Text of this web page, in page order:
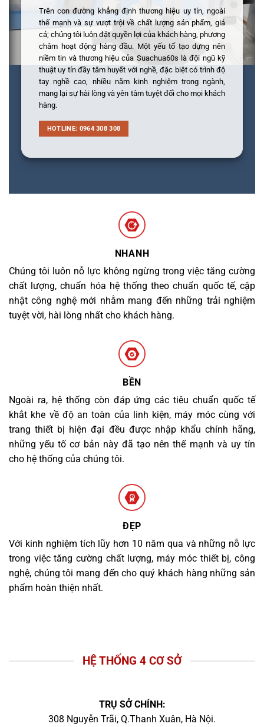
Trên con đường khẳng định thương hiệu uy tín, ngoài
thế mạnh và sự vượt trội về chất lượng sản phẩm, giá
cả; chúng tôi luôn đặt quyền lợi của khách hàng, phương
châm hoạt động hàng đầu. Một yếu tố tạo dựng nên
niềm tin và thương hiệu của Suachua60s là đội ngũ kỹ
thuật uy tín đầy tâm huyết với nghề, đặc biệt có trình độ
tay nghề cao, nhiều năm kinh nghiệm trong ngành,
mang lại sự hài lòng và yên tâm tuyệt đối cho mọi khách
hàng.
HOTLINE: 0964 308 308
NHANH
Chúng tôi luôn nỗ lực không ngừng trong việc tăng cường
chất lượng, chuẩn hóa hệ thống theo chuẩn quốc tế, cập
nhật công nghệ mới nhằm mang đến những trải nghiệm
tuyệt vời, hài lòng nhất cho khách hàng.
BỀN
Ngoài ra, hệ thống còn đáp ứng các tiêu chuẩn quốc tế
khắt khe về độ an toàn của linh kiện, máy móc cùng với
trang thiết bị hiện đại đều được nhập khẩu chính hãng,
những yếu tố cơ bản này đã tạo nên thế mạnh và uy tín
cho hệ thống của chúng tôi.
ĐẸP
Với kinh nghiệm tích lũy hơn 10 năm qua và những nỗ lực
trong việc tăng cường chất lượng, máy móc thiết bị, công
nghệ, chúng tôi mang đến cho quý khách hàng những sản
phẩm hoàn thiện nhất.
HỆ THỐNG 4 CƠ SỞ
TRỤ SỞ CHÍNH:
308 Nguyễn Trãi, Q.Thanh Xuân, Hà Nội.